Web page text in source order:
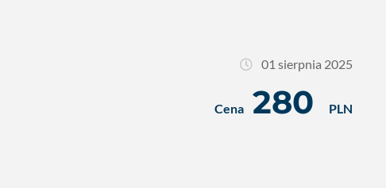
01 sierpnia 2025
Cena280 PLN